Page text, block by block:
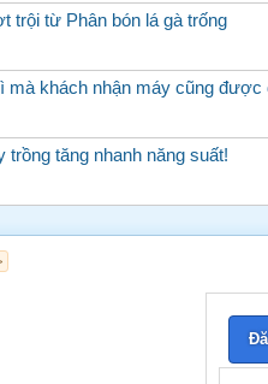
trội từ Phân bón lá gà trống
mà khách nhận máy cũng được
trồng tăng nhanh năng suất!